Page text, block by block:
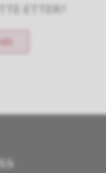
ETTER?
NEI